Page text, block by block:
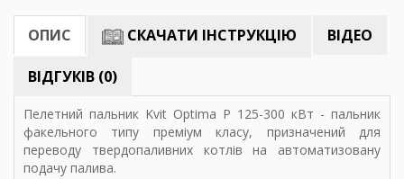
ОПИС СКАЧАТИ ІНСТРУКЦІЮ ВІДЕО
ВІДГУКІВ (0)
Пелетний пальник Kvit Optima P 125-300 кВт - пальник
факельного типу преміум класу, призначений для
переводу твердопаливних котлів на автоматизовану
подачу палива.